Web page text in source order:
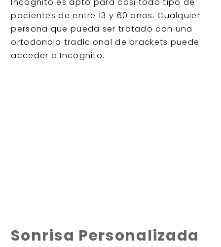
Incognito es apto para casi todo tipo de
pacientes de entre 13 y 60 años. Cualquier
persona que pueda ser tratado con una
ortodoncia tradicional de brackets puede
acceder a Incognito.
Sonrisa Personalizada